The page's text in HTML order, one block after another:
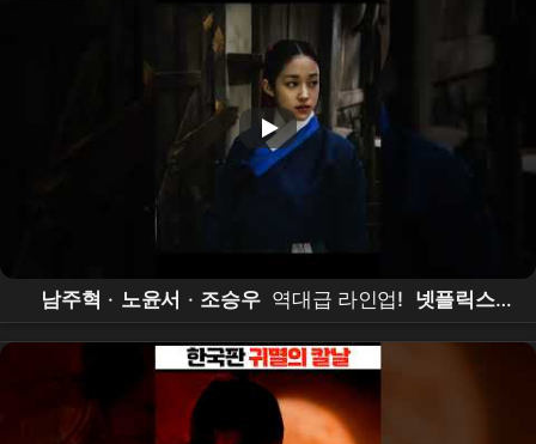
남주혁 · 노윤서 · 조승우 역대급 라인업! 넷플릭스
오컬트 사극 ' 동궁 ' 내달 17일 공개 # 동궁 # 넷플릭
# 남주혁 # 노윤서 # 조승우